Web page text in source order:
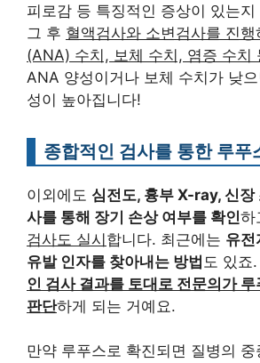
피로감 등 특징적인 증상이 있는
그 후 혈액검사와 소변검사를 진행
(ANA) 수치, 보체 수치, 염증 수치
ANA 양성이거나 보체 수치가 낮
성이 높아집니다!
종합적인 검사를 통한 루푸
이외에도 심전도, 흉부 X-ray, 신장
사를 통해 장기 손상 여부를 확인하
검사도 실시합니다. 최근에는 유전
유발 인자를 찾아내는 방법 도 있죠
인 검사 결과를 토대로 전문의가
판단하게 되는 거예요.
만약 루푸스로 확진되면 질병의